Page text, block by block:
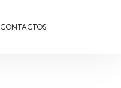
CONTACTOS